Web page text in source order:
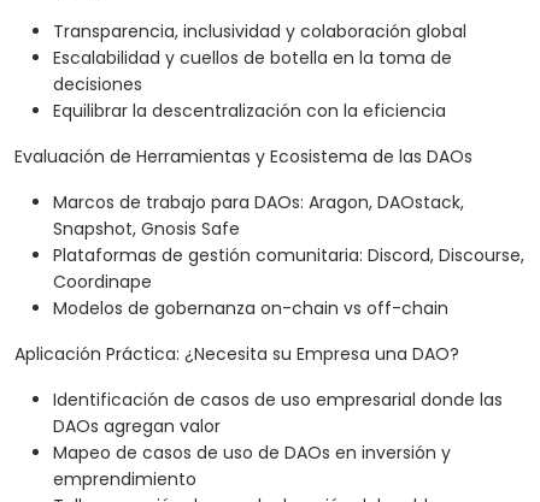
Transparencia, inclusividad y colaboración global
Escalabilidad y cuellos de botella en la toma de
decisiones
Equilibrar la descentralización con la eficiencia
Evaluación de Herramientas y Ecosistema de las DAOs
Marcos de trabajo para DAOs: Aragon, DAOstack,
Snapshot, Gnosis Safe
Plataformas de gestión comunitaria: Discord, Discourse,
Coordinape
Modelos de gobernanza on-chain vs off-chain
Aplicación Práctica: ¿Necesita su Empresa una DAO?
Identificación de casos de uso empresarial donde las
DAOs agregan valor
Mapeo de casos de uso de DAOs en inversión y
emprendimiento